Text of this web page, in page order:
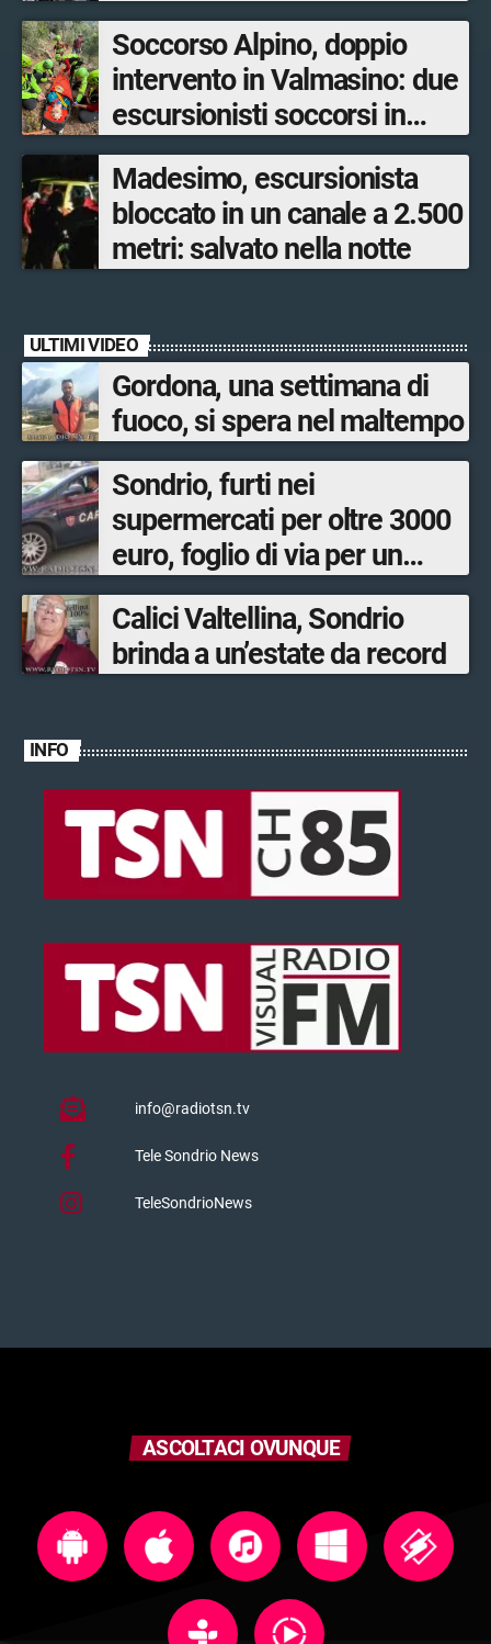
Soccorso Alpino, doppio
intervento in Valmasino: due
escursionisti soccorsi in
poche ore
Madesimo, escursionista
bloccato in un canale a 2.500
metri: salvato nella notte
ULTIMI VIDEO
Gordona, una settimana di
fuoco, si spera nel maltempo
Sondrio, furti nei
supermercati per oltre 3000
euro, foglio di via per un
ventinovenne
Calici Valtellina, Sondrio
brinda a un’estate da record
INFO
info@radiotsn.tv
Tele Sondrio News
TeleSondrioNews
ASCOLTACI OVUNQUE